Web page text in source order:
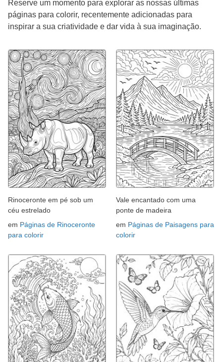
Reserve um momento para explorar as nossas últimas
páginas para colorir, recentemente adicionadas para
inspirar a sua criatividade e dar vida à sua imaginação.
Rinoceronte em pé sob um
céu estrelado
em Páginas de Rinoceronte
para colorir
Vale encantado com uma
ponte de madeira
em Páginas de Paisagens para
colorir